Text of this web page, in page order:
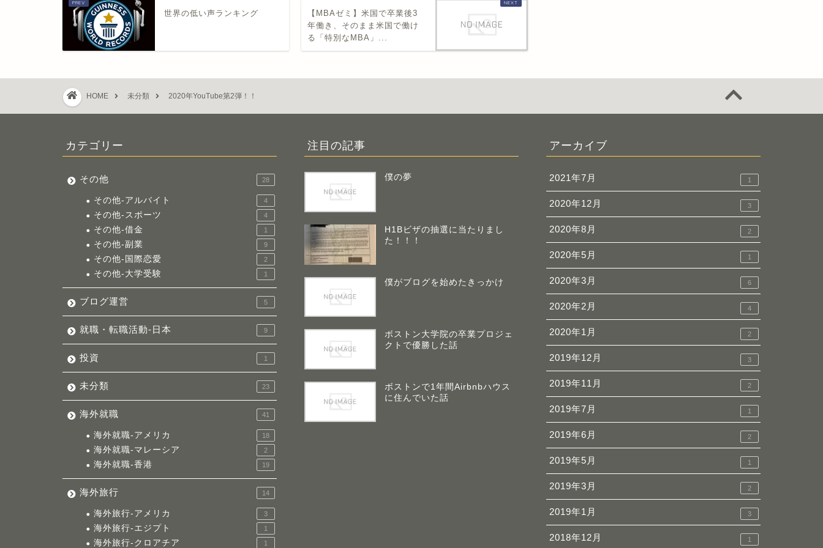
世界の低い声ランキング
【MBAゼミ】米国で卒業後3
年働き、そのまま米国で働け
る「特別なMBA」...
HOME 未分類 2020年YouTube第2弾！！
カテゴリー
その他 28
その他-アルバイト 4
その他-スポーツ 4
その他-借金 1
その他-副業 9
その他-国際恋愛 2
その他-大学受験 1
ブログ運営 5
就職・転職活動-日本 9
投資 1
未分類 23
海外就職 41
海外就職-アメリカ 18
海外就職-マレーシア 2
海外就職-香港 19
海外旅行 14
海外旅行-アメリカ 3
海外旅行-エジプト 1
海外旅行-クロアチア 1
注目の記事
僕の夢
H1Bビザの抽選に当たりまし
た！！！
僕がブログを始めたきっかけ
ボストン大学院の卒業プロジェ
クトで優勝した話
ボストンで1年間Airbnbハウス
に住んでいた話
アーカイブ
2021年7月 1
2020年12月 3
2020年8月 2
2020年5月 1
2020年3月 6
2020年2月 4
2020年1月 2
2019年12月 3
2019年11月 2
2019年7月 1
2019年6月 2
2019年5月 1
2019年3月 2
2019年1月 3
2018年12月 1